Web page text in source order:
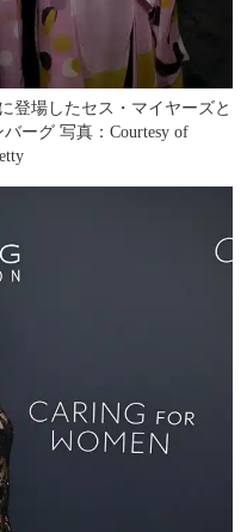
登場したセス・マイヤーズと
ーグ 写真：Courtesy of